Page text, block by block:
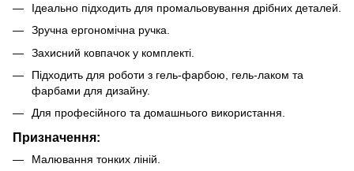
Ідеально підходить для промальовування дрібних деталей.
Зручна ергономічна ручка.
Захисний ковпачок у комплекті.
Підходить для роботи з гель-фарбою, гель-лаком та
фарбами для дизайну.
Для професійного та домашнього використання.
Призначення:
Малювання тонких ліній.